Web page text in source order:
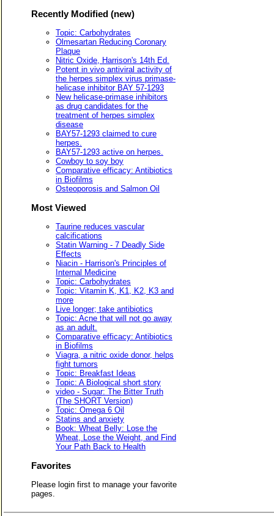
Recently Modified (new)
Topic: Carbohydrates
Olmesartan Reducing Coronary
Plaque
Nitric Oxide, Harrison's 14th Ed.
Potent in vivo antiviral activity of
the herpes simplex virus primase-
helicase inhibitor BAY 57-1293
New helicase-primase inhibitors
as drug candidates for the
treatment of herpes simplex
disease
BAY57-1293 claimed to cure
herpes.
BAY57-1293 active on herpes.
Cowboy to soy boy
Comparative efficacy: Antibiotics
in Biofilms
Osteoporosis and Salmon Oil
Most Viewed
Taurine reduces vascular
calcifications
Statin Warning - 7 Deadly Side
Effects
Niacin - Harrison's Principles of
Internal Medicine
Topic: Carbohydrates
Topic: Vitamin K, K1, K2, K3 and
more
Live longer; take antibiotics
Topic: Acne that will not go away
as an adult.
Comparative efficacy: Antibiotics
in Biofilms
Viagra, a nitric oxide donor, helps
fight tumors
Topic: Breakfast Ideas
Topic: A Biological short story
video - Sugar: The Bitter Truth
(The SHORT Version)
Topic: Omega 6 Oil
Statins and anxiety
Book: Wheat Belly: Lose the
Wheat, Lose the Weight, and Find
Your Path Back to Health
Favorites
Please login first to manage your favorite
pages.